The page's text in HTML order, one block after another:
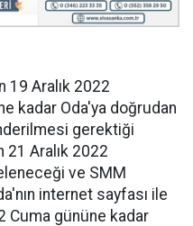
19 Aralık 2022
kadar Oda'ya doğrudan
gerektiği
21 Aralık 2022
ve SMM
internet sayfası ile
Cuma gününe kadar